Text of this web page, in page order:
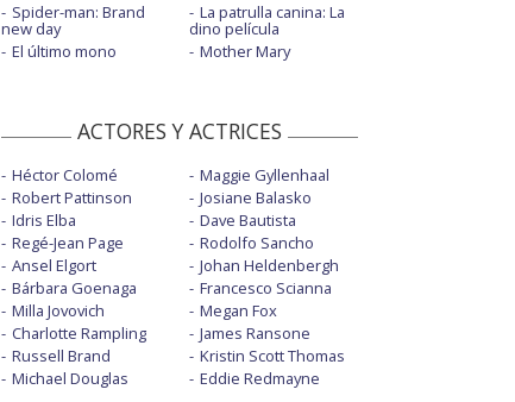
Spider-man: Brand
new day
El último mono
La patrulla canina: La
dino película
Mother Mary
ACTORES Y ACTRICES
Héctor Colomé
Robert Pattinson
Idris Elba
Regé-Jean Page
Ansel Elgort
Bárbara Goenaga
Milla Jovovich
Charlotte Rampling
Russell Brand
Michael Douglas
Maggie Gyllenhaal
Josiane Balasko
Dave Bautista
Rodolfo Sancho
Johan Heldenbergh
Francesco Scianna
Megan Fox
James Ransone
Kristin Scott Thomas
Eddie Redmayne